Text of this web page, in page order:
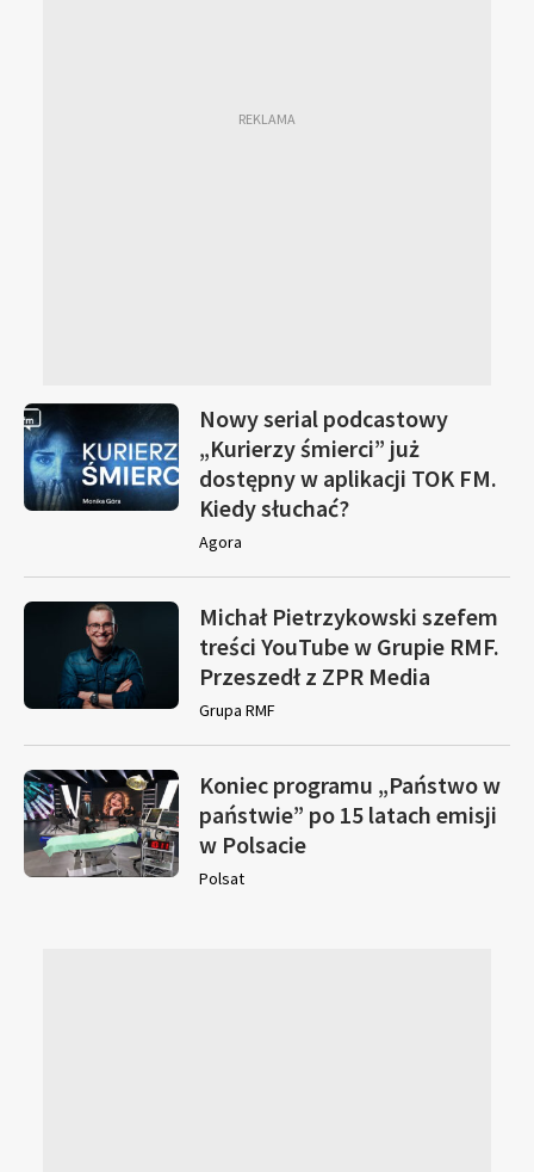
Nowy serial podcastowy
„Kurierzy śmierci” już
dostępny w aplikacji TOK FM.
Kiedy słuchać?
Agora
Michał Pietrzykowski szefem
treści YouTube w Grupie RMF.
Przeszedł z ZPR Media
Grupa RMF
Koniec programu „Państwo w
państwie” po 15 latach emisji
w Polsacie
Polsat